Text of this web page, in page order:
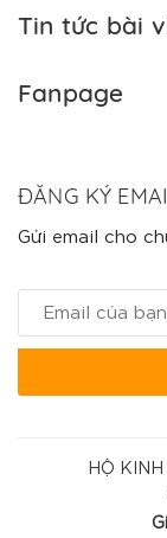
Tin tức bài
Fanpage
ĐĂNG KÝ
Gửi email cho
HỘ KINH